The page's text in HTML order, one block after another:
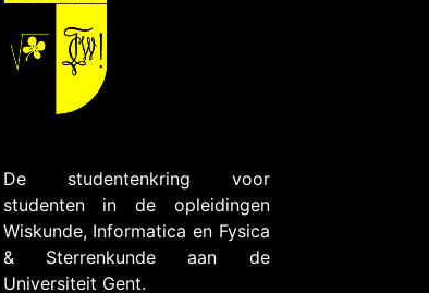
De studentenkring voor
studenten in de opleidingen
Wiskunde, Informatica en Fysica
& Sterrenkunde aan de
Universiteit Gent.